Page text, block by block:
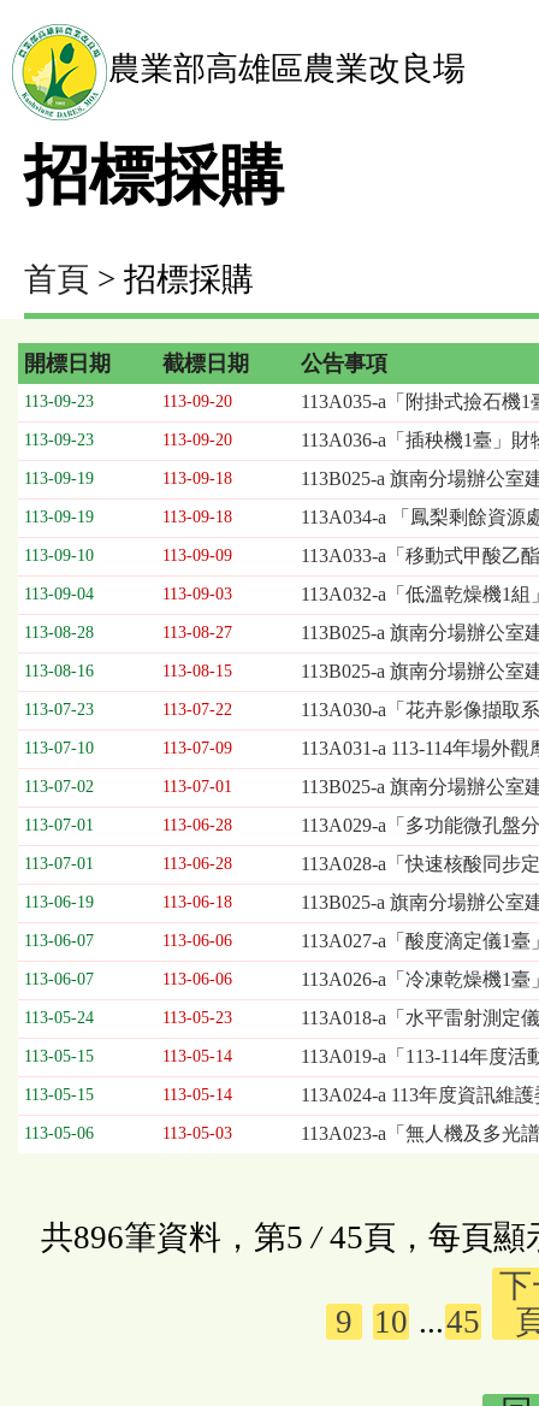
農業部高雄區農業改良場
招標採購
首頁 > 招標採購
招
標
採
購
列
表，
欄
位
依
序
開
標
期、
截
標
日
期、
公
告
事
項
開標日期 截標日期 公告事項
113-09-23 113-09-20 113A035-a「附掛式撿石機
113-09-23 113-09-20 113A036-a「插秧機1臺」財
113-09-19 113-09-18 113B025-a 旗南分場辦公室
113-09-19 113-09-18 113A034-a 「鳳梨剩餘資源
113-09-10 113-09-09 113A033-a「移動式甲酸乙
113-09-04 113-09-03 113A032-a「低溫乾燥機1
113-08-28 113-08-27 113B025-a 旗南分場辦公室
113-08-16 113-08-15 113B025-a 旗南分場辦公室
113-07-23 113-07-22 113A030-a「花卉影像擷取
113-07-10 113-07-09 113A031-a 113-114年場外
113-07-02 113-07-01 113B025-a 旗南分場辦公室
113-07-01 113-06-28 113A029-a「多功能微孔盤
113-07-01 113-06-28 113A028-a「快速核酸同步
113-06-19 113-06-18 113B025-a 旗南分場辦公室
113-06-07 113-06-06 113A027-a「酸度滴定儀1
113-06-07 113-06-06 113A026-a「冷凍乾燥機1
113-05-24 113-05-23 113A018-a「水平雷射測定
113-05-15 113-05-14 113A019-a「113-114年度
113-05-15 113-05-14 113A024-a 113年度資訊維
113-05-06 113-05-03 113A023-a「無人機及多光
共896筆資料，第5 /45頁，每頁顯
9 10 ...45
下